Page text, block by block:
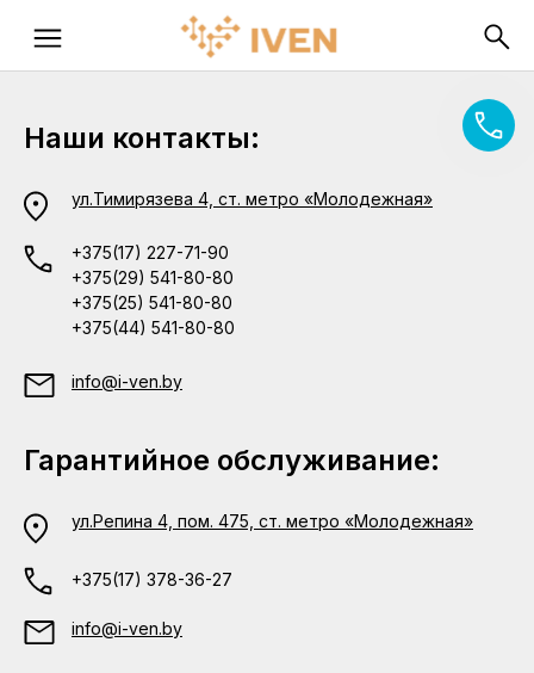
Наши контакты:
ул.Тимирязева 4, ст. метро «Молодежная»
+375(17) 227-71-90
+375(29) 541-80-80
+375(25) 541-80-80
+375(44) 541-80-80
info@i-ven.by
Гарантийное обслуживание:
ул.Репина 4, пом. 475, ст. метро «Молодежная»
+375(17) 378-36-27
info@i-ven.by